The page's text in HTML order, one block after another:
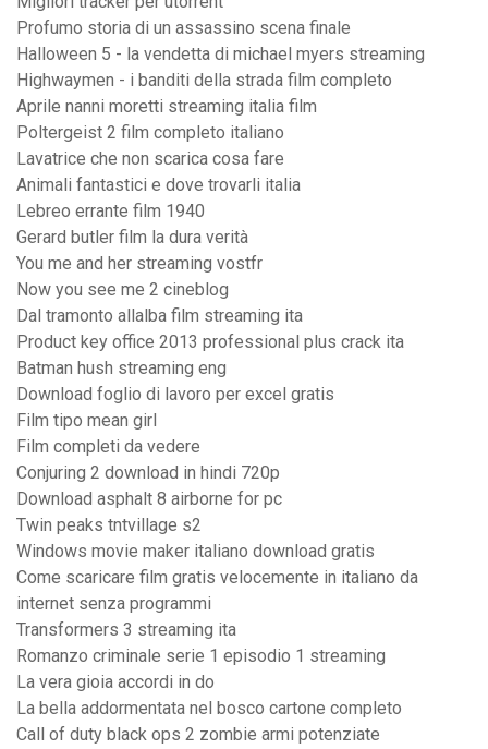
Profumo storia di un assassino scena finale
Halloween 5 - la vendetta di michael myers streaming
Highwaymen - i banditi della strada film completo
Aprile nanni moretti streaming italia film
Poltergeist 2 film completo italiano
Lavatrice che non scarica cosa fare
Animali fantastici e dove trovarli italia
Lebreo errante film 1940
Gerard butler film la dura verità
You me and her streaming vostfr
Now you see me 2 cineblog
Dal tramonto allalba film streaming ita
Product key office 2013 professional plus crack ita
Batman hush streaming eng
Download foglio di lavoro per excel gratis
Film tipo mean girl
Film completi da vedere
Conjuring 2 download in hindi 720p
Download asphalt 8 airborne for pc
Twin peaks tntvillage s2
Windows movie maker italiano download gratis
Come scaricare film gratis velocemente in italiano da
internet senza programmi
Transformers 3 streaming ita
Romanzo criminale serie 1 episodio 1 streaming
La vera gioia accordi in do
La bella addormentata nel bosco cartone completo
Call of duty black ops 2 zombie armi potenziate